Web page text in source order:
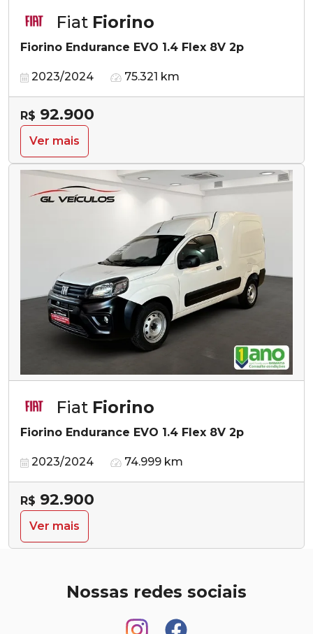
Fiat Fiorino
Fiorino Endurance EVO 1.4 Flex 8V 2p
2023/2024 75.321 km
R$ 92.900
Ver mais
Fiat Fiorino
Fiorino Endurance EVO 1.4 Flex 8V 2p
2023/2024 74.999 km
R$ 92.900
Ver mais
Nossas redes sociais